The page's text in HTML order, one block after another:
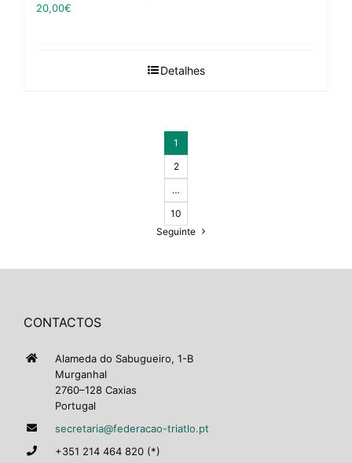
20,00€
Detalhes
1
2
…
10
Seguinte
CONTACTOS
Alameda do Sabugueiro, 1-B
Murganhal
2760–128 Caxias
Portugal
secretaria@federacao-triatlo.pt
+351 214 464 820 (*)